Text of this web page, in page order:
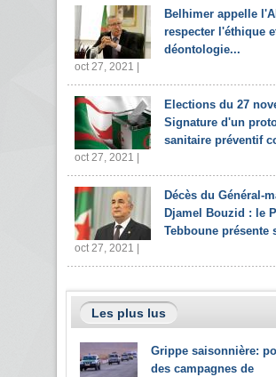
Belhimer appelle
respecter l'éthique
déontologie...
oct 27, 2021 |
Elections du 27
Signature d'un
sanitaire préventif
oct 27, 2021 |
Décès du Général-
Djamel Bouzid : le
Tebboune présente
oct 27, 2021 |
Les plus lus
Grippe saisonnière:
des campagnes de